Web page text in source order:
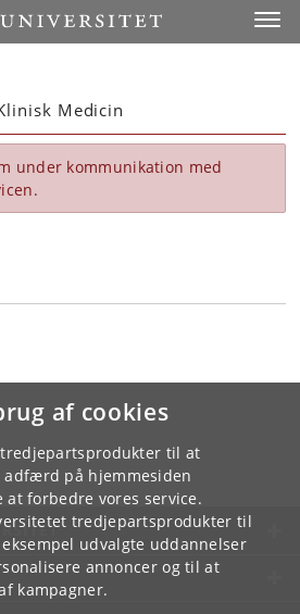
af cookies
til at
på hjemmesiden
forbedre vores service.
tredjepartsprodukter til
udvalgte uddannelser
annoncer og til at
kampagner.
Medicin
under kommunikation med